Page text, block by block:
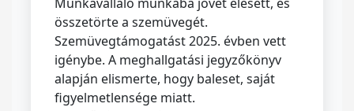
összetörte a szemüvegét.
Szemüvegtámogatást 2025. évben vett
igénybe. A meghallgatási jegyzőkönyv
alapján elismerte, hogy baleset, saját
figyelmetlensége miatt.